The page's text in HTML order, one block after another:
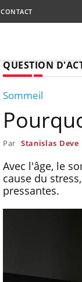
CONTACT
QUESTION
Sommeil
Par Stanislas Deve
Avec l'âge, le
cause du
pressantes.